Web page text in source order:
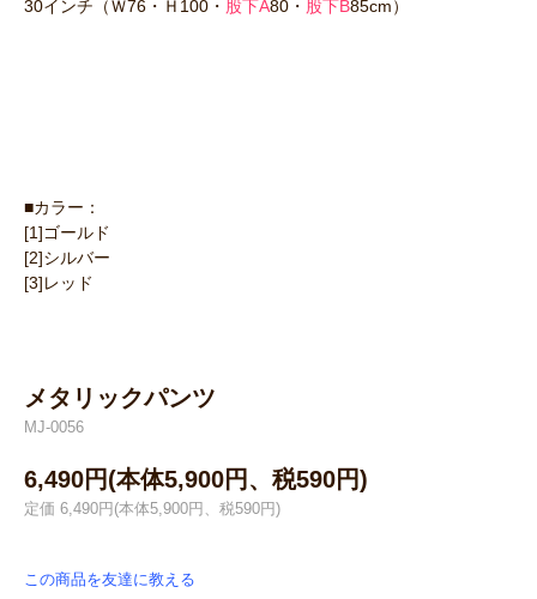
30インチ（Ｗ76・Ｈ100・ 股下A80・ 股下B85cm）
■カラー：
[1]ゴールド
[2]シルバー
[3]レッド
メタリックパンツ
MJ-0056
6,490円(本体5,900円、税590円)
定価 6,490円(本体5,900円、税590円)
この商品を友達に教える